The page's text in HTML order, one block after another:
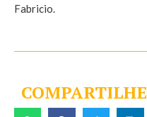
Fabricio.
COMPARTILHE